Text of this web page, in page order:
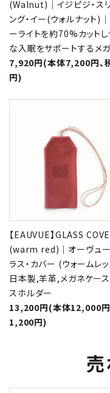
(Walnut)｜イジピジ・ス
ング・イー(ウォルナット)
ーライトを約70%カット
な入眠をサポートするメ
7,920円(本体7,200円、
円)
【EAUVUE】GLASS
(warm red)｜オーヴュー
ラス・カバー (ウォームレッ
日本製,羊革,メガネケー
スホルダー
13,200円(本体12,000円
1,200円)